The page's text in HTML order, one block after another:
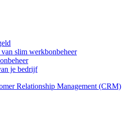
slim werkbonbeheer
je bedrijf
Relationship Management (CRM)